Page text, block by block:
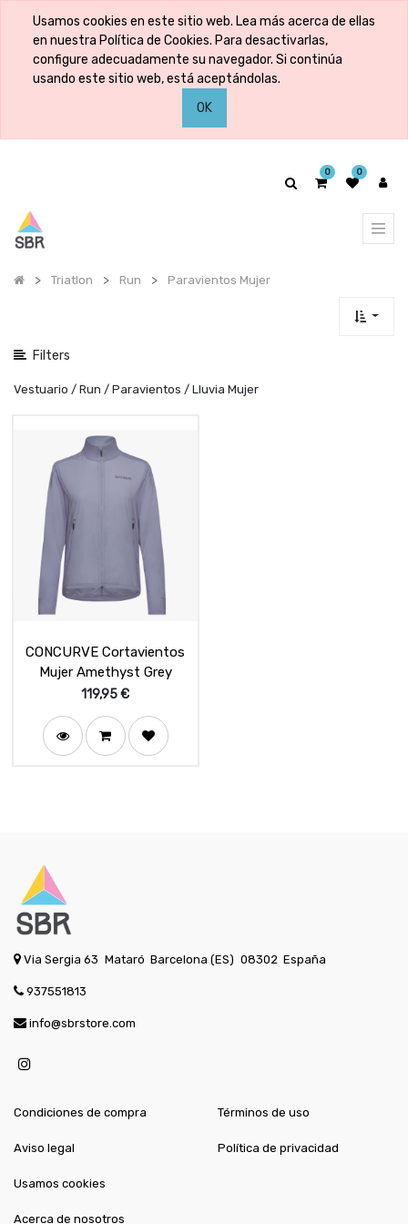
Usamos cookies en este sitio web. Lea más acerca de ellas
en nuestra Política de Cookies. Para desactivarlas,
configure adecuadamente su navegador. Si continúa
usando este sitio web, está aceptándolas.
OK
0 0
Triatlon Run Paravientos Mujer
Filters
Mostrar
categorías
Vestuario / Run / Paravientos / Lluvia Mujer
CONCURVE Cortavientos
Mujer Amethyst Grey
119,95€
Via Sergia 63 Mataró Barcelona (ES) 08302 España
937551813
info@sbrstore.com
Condiciones de compra
Aviso legal
Términos de uso
Política de privacidad
Usamos cookies
Acerca de nosotros